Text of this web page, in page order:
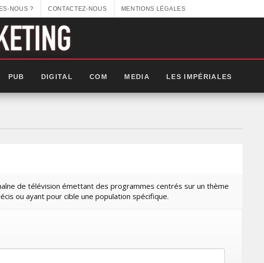
NOUS ? CONTACTEZ-NOUS MENTIONS LÉGALES
PUB DIGITAL COM MEDIA LES IMPÉRIALES
de télévision émettant des programmes centrés sur un thème
ou ayant pour cible une population spécifique.